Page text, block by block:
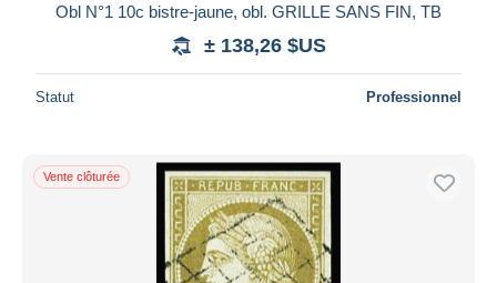
Obl N°1 10c bistre-jaune, obl. GRILLE SANS FIN, TB
± 138,26 $US
Statut Professionnel
Vente clôturée